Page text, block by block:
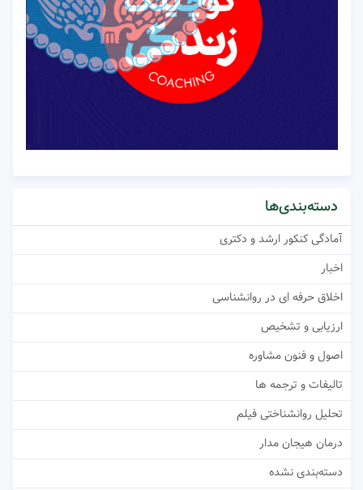
دسته‌بندی‌ها
آمادگی کنکور ارشد و دکتری
اخبار
اخلاق حرفه ای در روانشناسی
ارزیابی و تشخیص
اصول و فنون مشاوره
تالیفات و ترجمه ها
تحلیل روانشناختی فیلم
درمان هیجان مدار
دسته‌بندی نشده